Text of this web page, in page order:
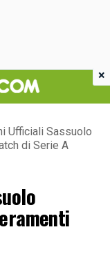
Ufficiali Sassuolo
di Serie A
×